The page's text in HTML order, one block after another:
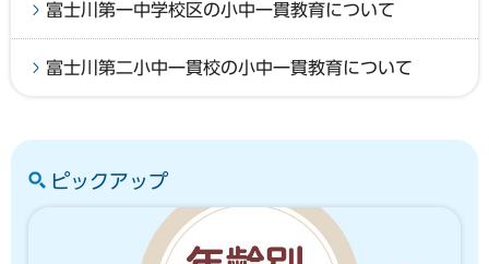
富士川第一中学校区の小中一貫教育について
富士川第二小中一貫校の小中一貫教育について
ピックアップ